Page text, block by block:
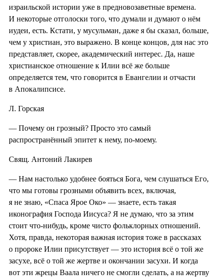
израильской истории уже в предновозаветные времена.
И некоторые отголоски того, что думали и думают о нём
иудеи, есть. Кстати, у мусульман, даже я бы сказал, больше,
чем у христиан, это выражено. В конце концов, для нас это
представляет, скорее, академический интерес. Да, наше
христианское отношение к Илии всё же больше
определяется тем, что говорится в Евангелии и отчасти
в Апокалипсисе.
Л. Горская
— Почему он грозный? Просто это самый
распространённый эпитет к нему, по-моему.
Свящ. Антоний Лакирев
— Нам настолько удобнее бояться Бога, чем слушаться Его,
что мы готовы грозными объявить всех, включая,
я не знаю, «Спаса Ярое Око» — знаете, есть такая
иконография Господа Иисуса? Я не думаю, что за этим
стоит что-нибудь, кроме чисто фольклорных отношений.
Хотя, правда, некоторая важная история тоже в рассказах
о пророке Илии присутствует — это история всё о той же
засухе, всё о той же жертве и окончании засухи. И когда
вот эти жрецы Ваала ничего не смогли сделать, а на жертву